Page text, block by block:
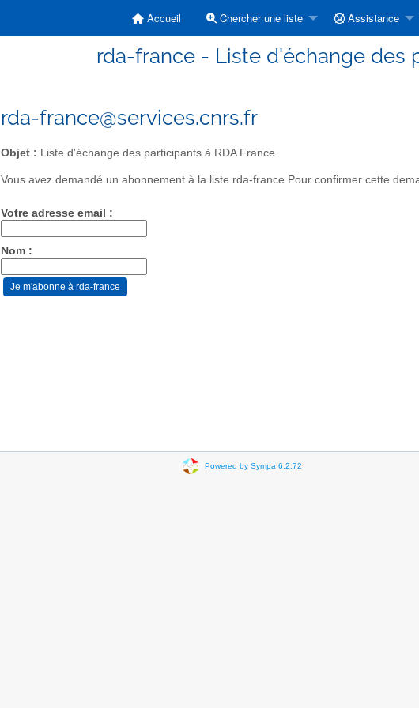
Accueil Chercher une liste Assistance
rda-france - Liste d'échange des
rda-france@services.cnrs.fr
Objet : Liste d'échange des participants à RDA France
Vous avez demandé un abonnement à la liste rda-france Pour confirmer cette
Votre adresse email :
Nom :
Powered by Sympa 6.2.72